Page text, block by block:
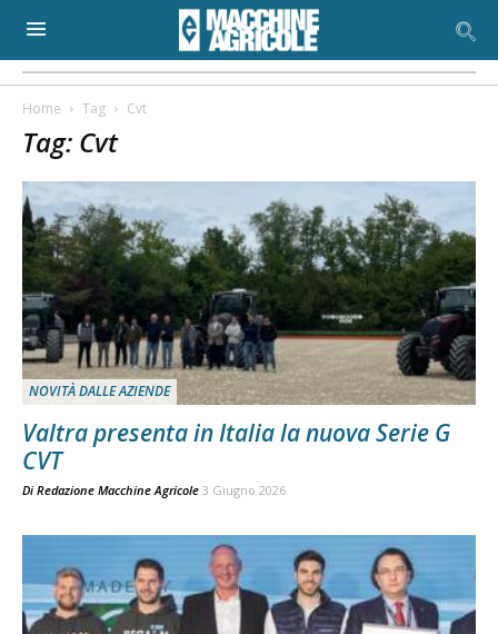
Home Tag Cvt
Tag: Cvt
NOVITÀ DALLE AZIENDE
Valtra presenta in Italia la nuova Serie G
CVT
Di Redazione Macchine Agricole 3 Giugno 2026